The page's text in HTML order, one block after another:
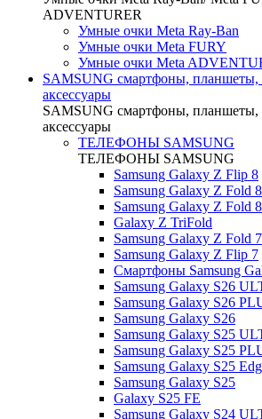
ADVENTURER
Умные очки Meta Ray-Ban
Умные очки Meta FURY
Умные очки Meta
SAMSUNG cмартфоны, планшеты,
аксессуары
SAMSUNG cмартфоны, планшеты,
аксессуары
ТЕЛЕФОНЫ SAMSUNG
ТЕЛЕФОНЫ SAMSUNG
Samsung Galaxy Z Flip 8
Samsung Galaxy Z Fold 8
Samsung Galaxy Z Fold
Galaxy Z TriFold
Samsung Galaxy Z Fold 7
Samsung Galaxy Z Flip 7
Смартфоны Samsung
Samsung Galaxy S26
Samsung Galaxy S26
Samsung Galaxy S26
Samsung Galaxy S25
Samsung Galaxy S25
Samsung Galaxy S25
Samsung Galaxy S25
Galaxy S25 FE
Samsung Galaxy S24